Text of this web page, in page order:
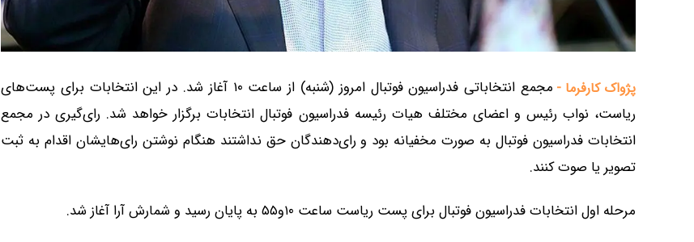
پژواک کارفرما -
مجمع انتخاباتی فدراسیون فوتبال امروز (شنبه) از ساعت ۱۰ آغاز شد. در این انتخابات برای پست‌های
ریاست، نواب رئیس و اعضای مختلف هیات رئیسه فدراسیون فوتبال انتخابات برگزار خواهد شد. رای‌گیری در مجمع
انتخابات فدراسیون فوتبال به صورت مخفیانه بود و رای‌دهندگان حق نداشتند هنگام نوشتن رای‌هایشان اقدام به ثبت
تصویر یا صوت کنند.
مرحله اول انتخابات فدراسیون فوتبال برای پست ریاست ساعت ۱۰و۵۵ به پایان رسید و شمارش آرا آغاز شد.